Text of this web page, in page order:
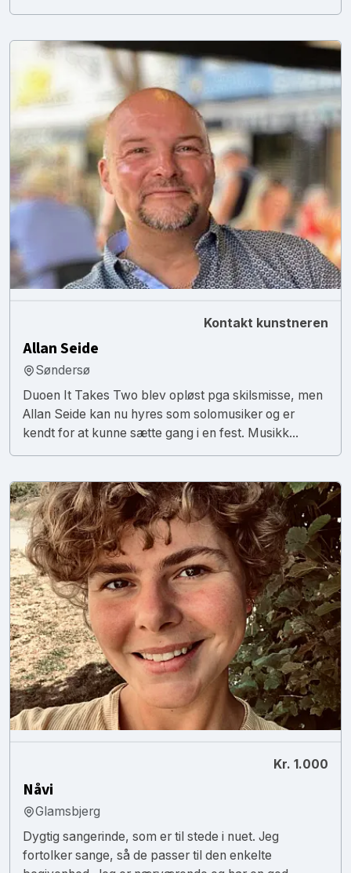
Kontakt kunstneren
Allan Seide
Søndersø
Duoen It Takes Two blev opløst pga skilsmisse, men
Allan Seide kan nu hyres som solomusiker og er
kendt for at kunne sætte gang i en fest. Musikk...
Kr. 1.000
Nåvi
Glamsbjerg
Dygtig sangerinde, som er til stede i nuet. Jeg
fortolker sange, så de passer til den enkelte